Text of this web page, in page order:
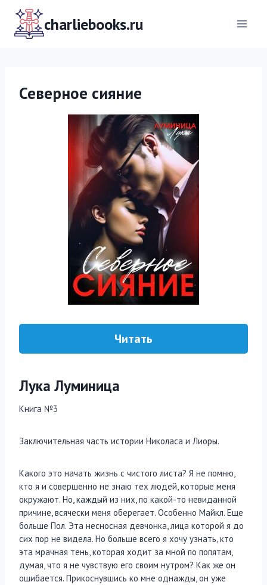
Перейти
содержимомуcharliebooks.ru
Северное сияние
Читать
Лука Луминица
Книга №3
Заключительная часть истории Николаса и Лиоры.
Какого это начать жизнь с чистого листа? Я не помню,
кто я и совершенно не знаю тех людей, которые меня
окружают. Но, каждый из них, по какой-то невиданной
причине, всячески меня оберегает. Особенно Майкл. Еще
больше Пол. Эта несносная девчонка, лица которой я до
сих пор не видела. Но больше всего я хочу узнать, кто
эта мрачная тень, которая ходит за мной по попятам,
думая, что я не чувствую его своим нутром? Как же он
ошибается. Прикоснувшись ко мне однажды, он уже